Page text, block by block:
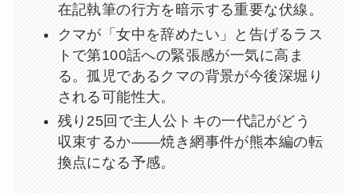
在記執筆の行方を暗示する重要な伏線。
クマが「女中を辞めたい」と告げるラス
トで第100話への緊張感が一気に高ま
る。孤児であるクマの背景が今後深堀り
される可能性大。
残り25回で主人公トキの一代記がどう
収束するか——焼き網事件が熊本編の転
換点になる予感。